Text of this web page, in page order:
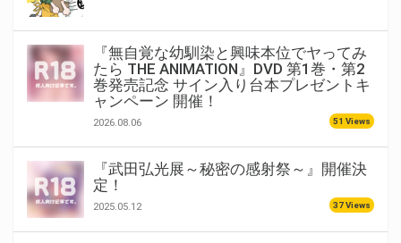
『無自覚な幼馴染と興味本位でヤってみ
たら THE ANIMATION』DVD 第1巻・第2
巻発売記念 サイン入り台本プレゼントキ
ャンペーン 開催！
2026.08.06 51 Views
『武田弘光展～秘密の感射祭～』開催決
定！
2025.05.12 37 Views